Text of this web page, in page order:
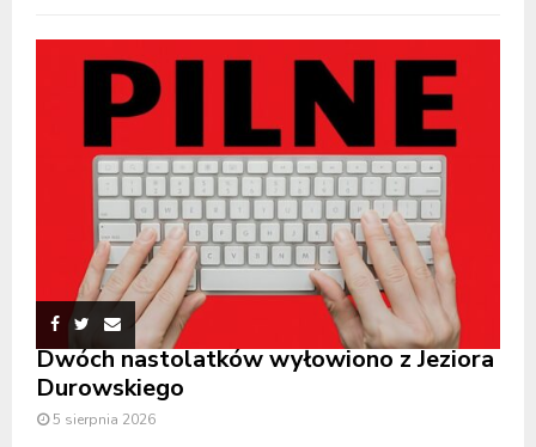
Dwóch nastolatków wyłowiono z Jeziora
Durowskiego
5 sierpnia 2026